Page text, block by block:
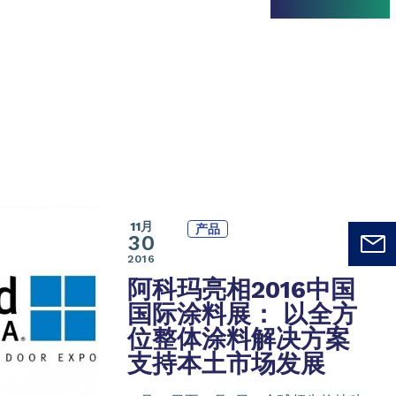
11月
30
2016
产品
阿科玛亮相2016中国
国际涂料展： 以全方
位整体涂料解决方案
支持本土市场发展